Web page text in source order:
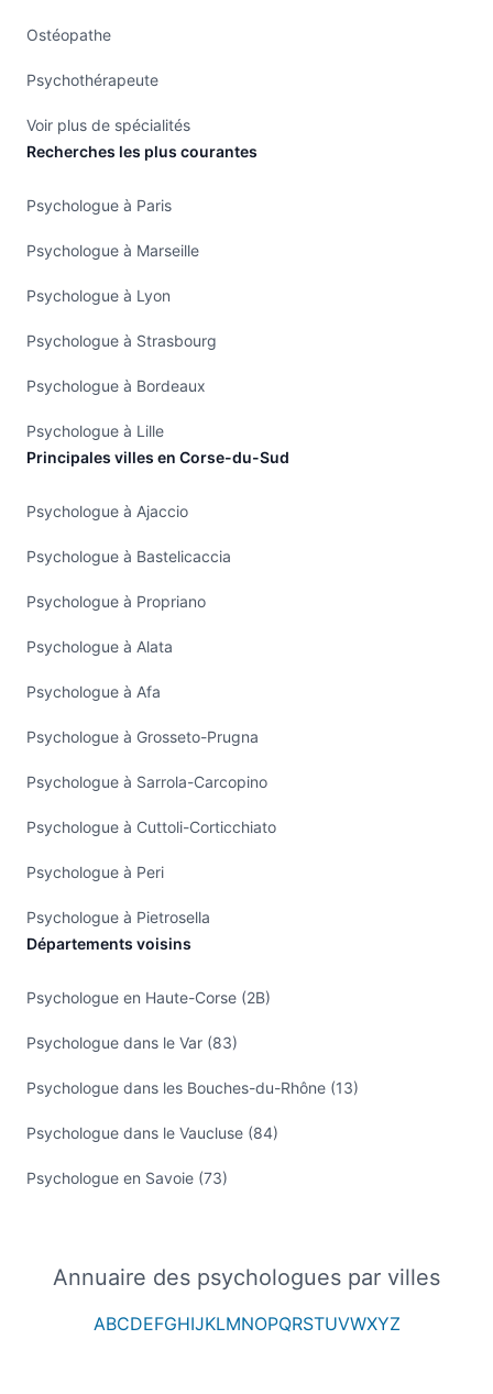
Ostéopathe
Psychothérapeute
Voir plus de spécialités
Recherches les plus courantes
Psychologue à Paris
Psychologue à Marseille
Psychologue à Lyon
Psychologue à Strasbourg
Psychologue à Bordeaux
Psychologue à Lille
Principales villes en Corse-du-Sud
Psychologue à Ajaccio
Psychologue à Bastelicaccia
Psychologue à Propriano
Psychologue à Alata
Psychologue à Afa
Psychologue à Grosseto-Prugna
Psychologue à Sarrola-Carcopino
Psychologue à Cuttoli-Corticchiato
Psychologue à Peri
Psychologue à Pietrosella
Départements voisins
Psychologue en Haute-Corse (2B)
Psychologue dans le Var (83)
Psychologue dans les Bouches-du-Rhône (13)
Psychologue dans le Vaucluse (84)
Psychologue en Savoie (73)
Annuaire des psychologues par villes
ABCDEFGHIJKLMNOPQRSTUVWXYZ